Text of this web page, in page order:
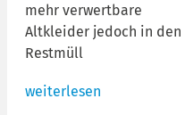
mehr verwertbare
Altkleider jedoch in den
Restmüll
weiterlesen